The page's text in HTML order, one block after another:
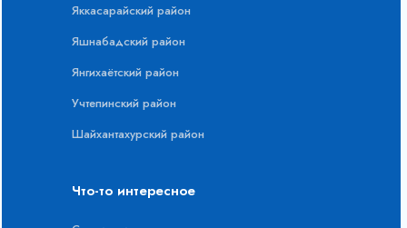
Яккасарайский район
Яшнабадский район
Янгихаётский район
Учтепинский район
Шайхантахурский район
Что-то интересное